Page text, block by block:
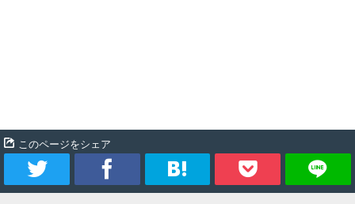
このページをシェア